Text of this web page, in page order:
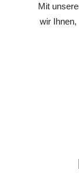
Mit
wir Ihnen,